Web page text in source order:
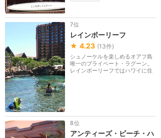
7位
レインボーリーフ
★ 4.23 (13件)
シュノーケルを楽しめるオアフ島
唯一のプライベート・ラグーン。
レインボーリーフではハワイに住
8位
アンティーズ・ビーチ・ハ